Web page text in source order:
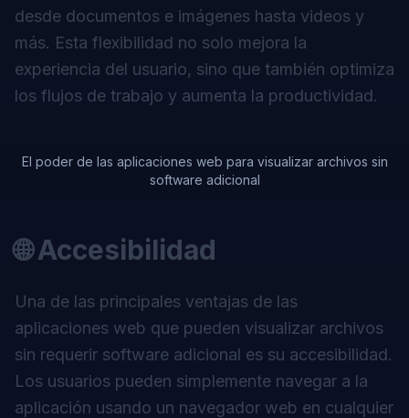
desde documentos e imágenes hasta videos y
más. Esta flexibilidad no solo mejora la
experiencia del usuario, sino que también optimiza
los flujos de trabajo y aumenta la productividad.
El poder de las aplicaciones web para visualizar archivos sin
software adicional
🌐 Accesibilidad
Una de las principales ventajas de las
aplicaciones web que pueden visualizar archivos
sin requerir software adicional es su accesibilidad.
Los usuarios pueden simplemente navegar a la
aplicación usando un navegador web en cualquier